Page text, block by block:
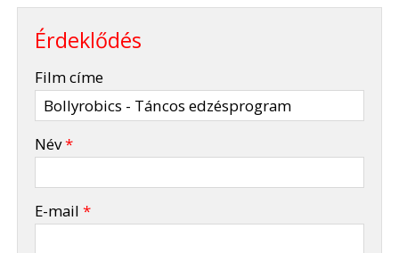
Érdeklődés
Film címe
Név*
E-mail*